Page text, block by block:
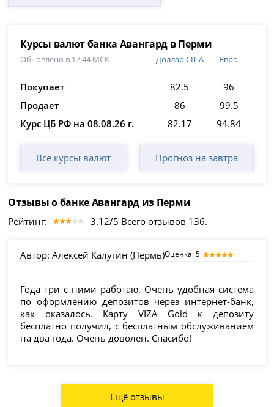
Курсы валют банка Авангард в Перми
Обновлено в 17:44 МСК Доллар США Евро
Покупает 82.5
96
Продает
86
99.5
Курс ЦБ РФ на 08.08.26 г.
82.17 94.84
Все курсы валют Прогноз на завтра
Отзывы о банке Авангард из Перми
Рейтинг: 3.12/5 Всего отзывов 136.
Автор: Алексей Калугин (Пермь)Оценка: 5
Года три с ними работаю. Очень удобная система
по оформлению депозитов через интернет-банк,
как оказалось. Карту VIZA Gold к депозиту
бесплатно получил, с бесплатным обслуживанием
на два года. Очень доволен. Спасибо!
Ещё отзывы